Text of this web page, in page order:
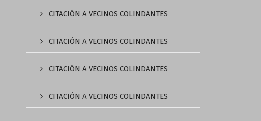
CITACIÓN A VECINOS COLINDANTES
CITACIÓN A VECINOS COLINDANTES
CITACIÓN A VECINOS COLINDANTES
CITACIÓN A VECINOS COLINDANTES